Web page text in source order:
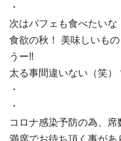
・
次はパフェも食べたいな
食欲の秋！ 美味しいも
うー‼︎
太る事間違いない（笑）
・
・
コロナ感染予防の為、席
満席でお待ち頂く事が